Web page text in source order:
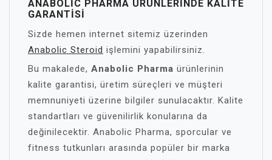
ANABOLIC PHARMA ÜRÜNLERINDE KALITE
GARANTISI
Sizde hemen internet sitemiz üzerinden
Anabolic Steroid işlemini yapabilirsiniz.
Bu makalede, Anabolic Pharma ürünlerinin
kalite garantisi, üretim süreçleri ve müşteri
memnuniyeti üzerine bilgiler sunulacaktır. Kalite
standartları ve güvenilirlik konularına da
değinilecektir. Anabolic Pharma, sporcular ve
fitness tutkunları arasında popüler bir marka